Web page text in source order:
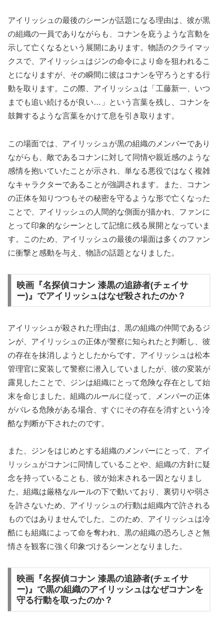
アイリッシュの最後のシーンが話題になる理由は、彼が黒
の組織の一員でありながらも、コナンを庇うような言動を
示して亡くなるという展開にあります。物語のクライマッ
クスで、アイリッシュはジンの命令により命を狙われるこ
とになりますが、その瞬間に彼はコナンを守ろうとする行
動を取ります。この際、アイリッシュは「工藤新一、いつ
までも追い続けるが良い…」という言葉を残し、コナンを
鼓舞するような言葉をかけて息を引き取ります。
この場面では、アイリッシュが黒の組織のメンバーであり
ながらも、敵であるコナンに対して同情や親近感のような
感情を抱いていたことが示され、単なる悪役ではなく複雑
なキャラクターであることが強調されます。また、コナン
の正体を知りつつもその秘密を守るような形で亡くなった
ことで、アイリッシュの人間的な側面が描かれ、ファンに
とって印象的なシーンとして記憶に残る展開となっていま
す。このため、アイリッシュの最後の場面は多くのファン
に衝撃と感動を与え、物語の話題となりました。
映画『名探偵コナン 漆黒の追跡者(チェイサ
ー)』でアイリッシュはなぜ殺されたのか？
アイリッシュが殺された理由は、黒の組織の仲間であるジ
ンが、アイリッシュの正体が警察に知られたと判断し、彼
の存在を抹消しようとしたからです。アイリッシュは松本
管理官に変装して警察に潜入していましたが、彼の変装が
露見したことで、ジンは組織にとって危険な存在として始
末を命じました。組織のルールに従って、メンバーの正体
がバレる危険がある場合、すぐにその存在を消すという冷
酷な判断が下されたのです。
また、ジンをはじめとする組織のメンバーにとって、アイ
リッシュがコナンに同情していることや、組織の方針に疑
念を持っていることも、彼が始末される一因となりまし
た。組織は厳格なルールの下で動いており、裏切りや弱さ
を許さないため、アイリッシュの行動は組織内で許される
ものではありませんでした。このため、アイリッシュは冷
酷にも組織によって命を奪われ、黒の組織の恐ろしさと無
情さを観客に強く印象づけるシーンとなりました。
映画『名探偵コナン 漆黒の追跡者(チェイサ
ー)』で黒の組織のアイリッシュはなぜコナンを
守る行動を取ったのか？